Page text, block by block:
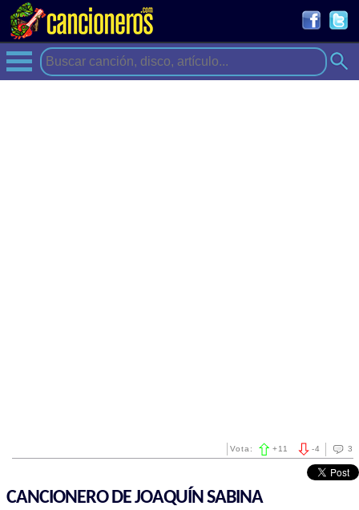
3
-4
Vota: +11
CANCIONERO DE JOAQUÍN SABINA